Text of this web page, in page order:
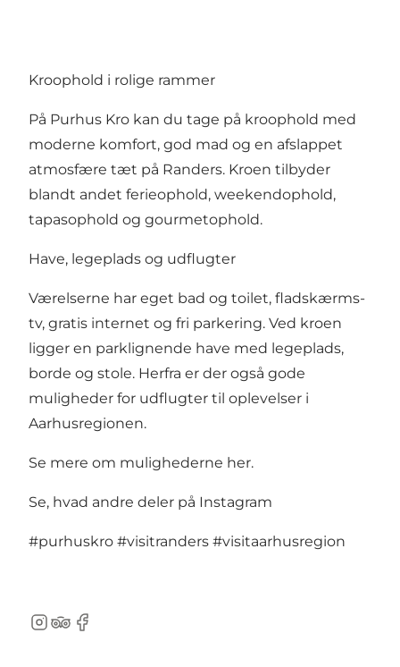
Kroophold i rolige rammer
På Purhus Kro kan du tage på kroophold med
moderne komfort, god mad og en afslappet
atmosfære tæt på Randers. Kroen tilbyder
blandt andet ferieophold, weekendophold,
tapasophold og gourmetophold.
Have, legeplads og udflugter
Værelserne har eget bad og toilet, fladskærms-
tv, gratis internet og fri parkering. Ved kroen
ligger en parklignende have med legeplads,
borde og stole. Herfra er der også gode
muligheder for udflugter til oplevelser i
Aarhusregionen.
Se mere om mulighederne her.
Se, hvad andre deler på Instagram
#purhuskro #visitranders #visitaarhusregion
Instagram
TripAdvisor
Facebook